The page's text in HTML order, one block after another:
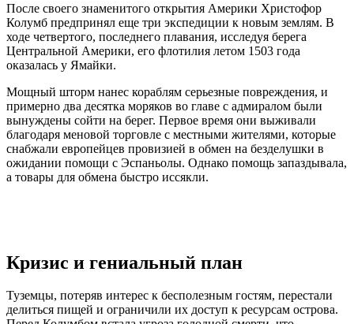
После своего знаменитого открытия Америки Христофор
Колумб предпринял еще три экспедиции к новым землям. В
ходе четвертого, последнего плавания, исследуя берега
Центральной Америки, его флотилия летом 1503 года
оказалась у Ямайки.
Мощный шторм нанес кораблям серьезные повреждения, и
примерно два десятка моряков во главе с адмиралом были
вынуждены сойти на берег. Первое время они выживали
благодаря меновой торговле с местными жителями, которые
снабжали европейцев провизией в обмен на безделушки в
ожидании помощи с Эспаньолы. Однако помощь запаздывала,
а товары для обмена быстро иссякли.
Кризис и гениальный план
Туземцы, потеряв интерес к бесполезным гостям, перестали
делиться пищей и ограничили их доступ к ресурсам острова.